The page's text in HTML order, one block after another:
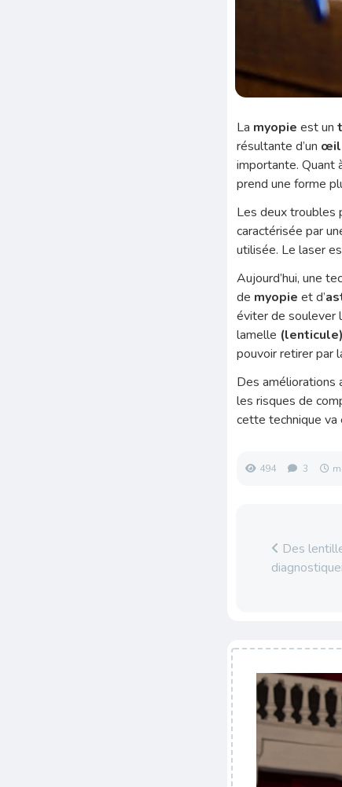
La myopieest un
résultante d’un œil
importante. Quant
prend une forme
Les deux troubles
caractérisée par
utilisée. Le laser
Aujourd’hui, une
de myopie et d’
éviter de soulever
lamelle (lenticule)
pouvoir retirer par
Des améliorations
les risques de
cette technique
494 3
Des